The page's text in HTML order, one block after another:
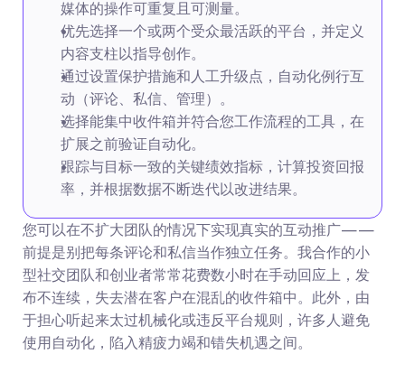
媒体的操作可重复且可测量。
优先选择一个或两个受众最活跃的平台，并定义
内容支柱以指导创作。
通过设置保护措施和人工升级点，自动化例行互
动（评论、私信、管理）。
选择能集中收件箱并符合您工作流程的工具，在
扩展之前验证自动化。
跟踪与目标一致的关键绩效指标，计算投资回报
率，并根据数据不断迭代以改进结果。
您可以在不扩大团队的情况下实现真实的互动推广——
前提是别把每条评论和私信当作独立任务。我合作的小
型社交团队和创业者常常花费数小时在手动回应上，发
布不连续，失去潜在客户在混乱的收件箱中。此外，由
于担心听起来太过机械化或违反平台规则，许多人避免
使用自动化，陷入精疲力竭和错失机遇之间。